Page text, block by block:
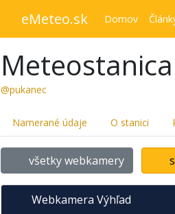
eMeteo.sk Domov
@pukanec
Namerané údaje O stanici
všetky webkamery
Webkamera Výhľad